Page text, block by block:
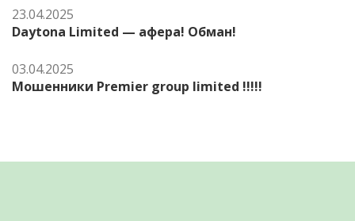
23.04.2025
Daytona Limited — афера! Обман!
03.04.2025
Мошенники Premier group limited !!!!!